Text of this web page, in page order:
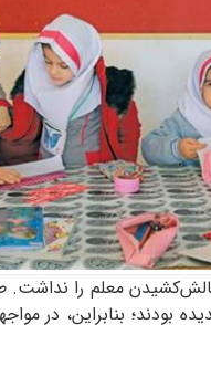
معلم را
بودند؛ بنابراین، در